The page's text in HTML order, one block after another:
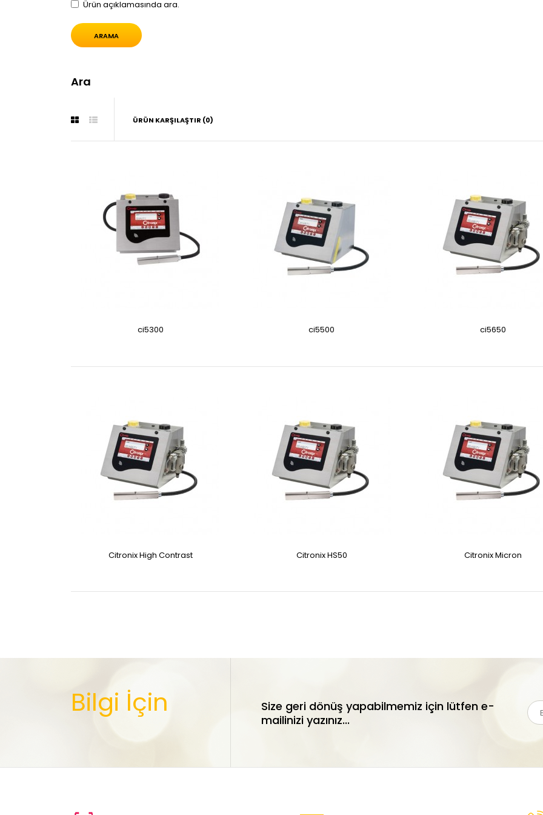
Ürün açıklamasında ara.
Ara
ÜRÜN KARŞILAŞTIR (0)
ci5300 ci5500 ci5650
Citronix High Contrast Citronix HS50 Citronix Micron
Bilgi İçin
Size geri dönüş yapabilmemiz için lütfen e-
mailinizi yazınız...